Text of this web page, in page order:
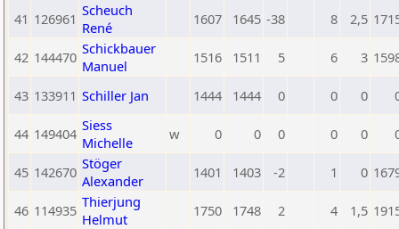
41 126961 Scheuch
René
1607 1645 -38 8 2,5
42 144470 Schickbauer
Manuel
1516 1511 5 6 3
43 133911 Schiller Jan 1444 1444 0 0 0
44 149404 Siess
Michelle
w 0 0 0 0 0
45 142670 Stöger
Alexander
1401 1403 -2 1 0
46 114935 Thierjung
Helmut
1750 1748 2 4 1,5